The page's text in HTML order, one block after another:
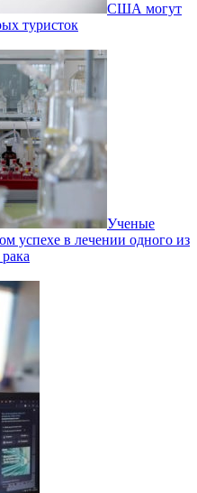
США могут
туристок
Ученые
успехе в лечении одного из